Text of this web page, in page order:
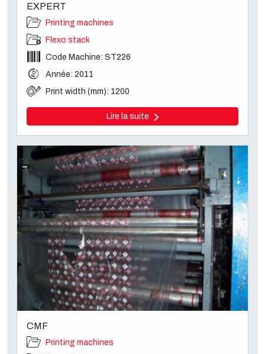
EXPERT
Printing machines
Flexo stack
Code Machine: ST226
Année: 2011
Print width (mm): 1200
Lire la suite
CMF
Printing machines